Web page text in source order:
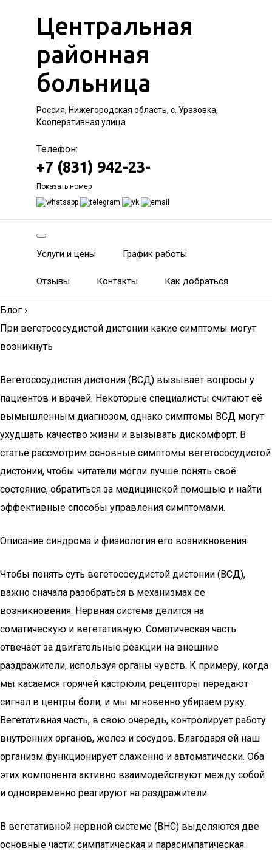
Центральная
районная
больница
Россия, Нижегородская область, с. Уразовка,
Кооперативная улица
Телефон:
+7 (831) 942-23-
Показать номер
Услуги и цены График работы
Отзывы Контакты Как добраться
Блог ›
При вегетососудистой дистонии какие симптомы могут
возникнуть
Вегетососудистая дистония (ВСД) вызывает вопросы у
пациентов и врачей. Некоторые специалисты считают её
вымышленным диагнозом, однако симптомы ВСД могут
ухудшать качество жизни и вызывать дискомфорт. В
статье рассмотрим основные симптомы вегетососудистой
дистонии, чтобы читатели могли лучше понять своё
состояние, обратиться за медицинской помощью и найти
эффективные способы управления симптомами.
Описание синдрома и физиология его возникновения
Чтобы понять суть вегетососудистой дистонии (ВСД),
важно сначала разобраться в механизмах ее
возникновения. Нервная система делится на
соматическую и вегетативную. Соматическая часть
отвечает за двигательные реакции на внешние
раздражители, используя органы чувств. К примеру, когда
мы касаемся горячей кастрюли, рецепторы передают
сигнал в центры боли, и мы мгновенно убираем руку.
Вегетативная часть, в свою очередь, контролирует работу
внутренних органов, желез и сосудов. Благодаря ей наш
организм функционирует слаженно и автоматически. Оба
этих компонента активно взаимодействуют между собой
и одновременно реагируют на раздражители.
В вегетативной нервной системе (ВНС) выделяются две
основные части: симпатическая и парасимпатическая.